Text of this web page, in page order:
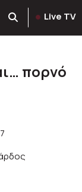
Live TV
πορνό